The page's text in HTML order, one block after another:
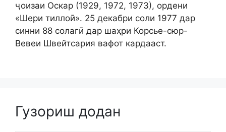
ҷоизаи Оскар (1929, 1972, 1973), ордени
«Шери тиллоӣ». 25 декабри соли 1977 дар
синни 88 солагӣ дар шаҳри Корсье-сюр-
Вевеи Швейтсария вафот кардааст.
Гузориш додан